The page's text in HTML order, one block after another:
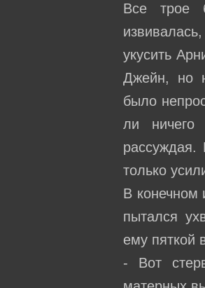
Все трое
укусить
Джейн, но
было
ли
рассуждая.
только
В конечном
пытался
ему пяткой
- Вот